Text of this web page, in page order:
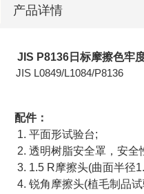
产品详情
JIS P8136日标摩擦色牢
JIS L0849/L1084/P8136
配件：
1. 平面形试验台;
2. 透明树脂安全罩，安全
3. 1.5 R摩擦头(曲面半径
4. 锐角摩擦头(植毛制品试